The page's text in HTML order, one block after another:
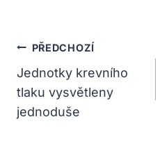
Navigace
Pro
Příspěvek
PŘEDCHOZÍ
Jednotky krevního
tlaku vysvětleny
jednoduše